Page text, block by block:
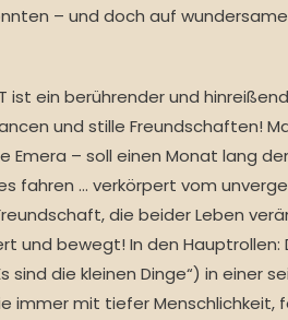
– und doch auf
ist ein berührender und hinreißend
und stille Freundschaften!
Emera – soll einen Monat lang
fahren … verkörpert vom
die beider Leben
und bewegt! In den Hauptrollen:
sind die kleinen Dinge“) in einer
immer mit tiefer Menschlichkeit,